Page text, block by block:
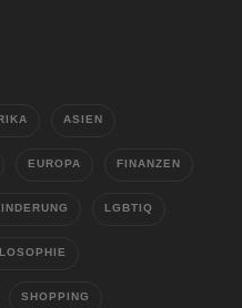
ASIEN
EUROPA FINANZEN
LGBTIQ
SHOPPING